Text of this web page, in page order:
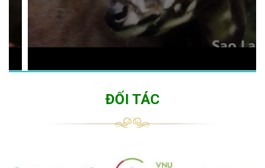
ĐỐI TÁC